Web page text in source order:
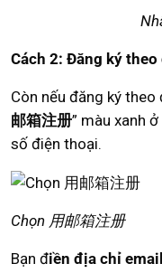
Cách 2: Đăng ký
Còn nếu đăng ký
邮箱注册” màu xanh
số điện thoại.
Chọn 用邮箱注册
Bạn điền địa chỉ